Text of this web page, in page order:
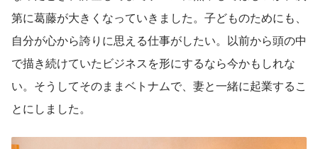
第に葛藤が大きくなっていきました。子どものためにも、
自分が心から誇りに思える仕事がしたい。以前から頭の中
で描き続けていたビジネスを形にするなら今かもしれな
い。そうしてそのままベトナムで、妻と一緒に起業するこ
とにしました。